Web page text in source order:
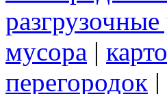
разгрузочные
мусора |
перегородок |